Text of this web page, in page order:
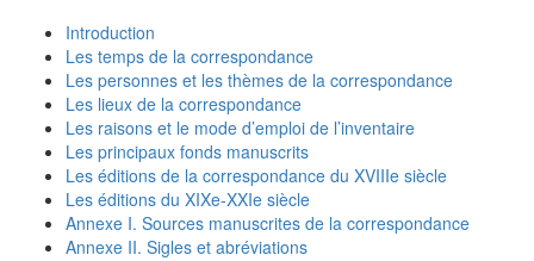
Introduction
Les temps de la correspondance
Les personnes et les thèmes de la correspondance
Les lieux de la correspondance
Les raisons et le mode d’emploi de l’inventaire
Les principaux fonds manuscrits
Les éditions de la correspondance du XVIIIe siècle
Les éditions du XIXe-XXIe siècle
Annexe I. Sources manuscrites de la correspondance
Annexe II. Sigles et abréviations